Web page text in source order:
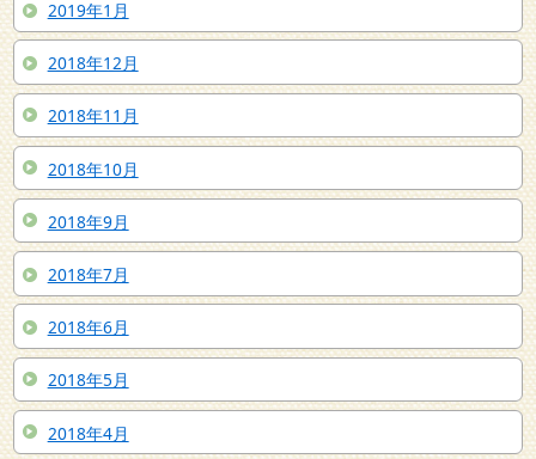
2019年1月
2018年12月
2018年11月
2018年10月
2018年9月
2018年7月
2018年6月
2018年5月
2018年4月